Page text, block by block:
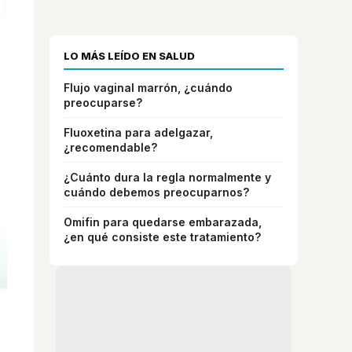
LO MÁS LEÍDO EN SALUD
Flujo vaginal marrón, ¿cuándo
preocuparse?
Fluoxetina para adelgazar,
¿recomendable?
¿Cuánto dura la regla normalmente y
cuándo debemos preocuparnos?
Omifin para quedarse embarazada,
¿en qué consiste este tratamiento?